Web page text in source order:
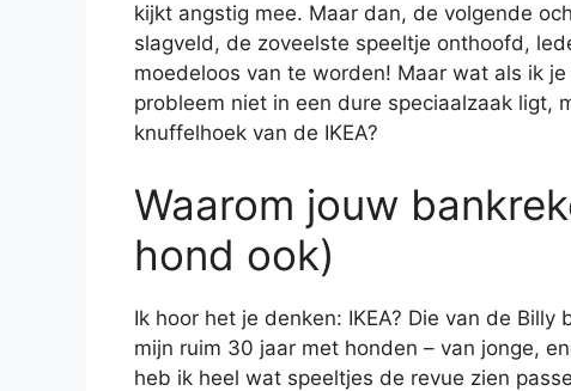
kijkt angstig mee. Maar dan, de volgende
slagveld, de zoveelste speeltje onthoofd,
moedeloos van te worden! Maar wat als ik
probleem niet in een dure speciaalzaak ligt,
knuffelhoek van de IKEA?
Waarom jouw
hond ook)
Ik hoor het je denken: IKEA? Die van de
mijn ruim 30 jaar met honden – van jonge,
heb ik heel wat speeltjes de revue zien